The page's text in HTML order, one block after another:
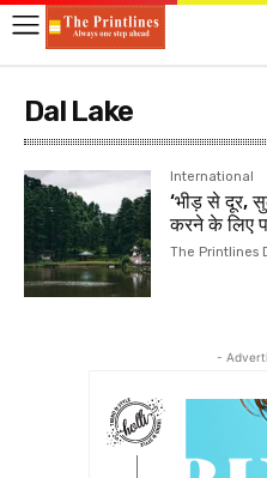
Dal Lake
International
‘भीड़ से दूर,
करने के लिए
The Printlines
-